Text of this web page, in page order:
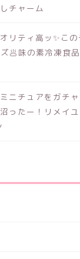
チャーム
リティ高ッ✨こ
🥟味の素冷凍食
ニチュアをガチ
ったー！リメイ